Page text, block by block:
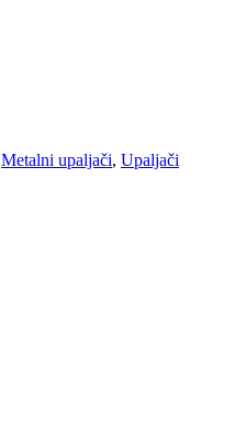
Metalni upaljači, Upaljači